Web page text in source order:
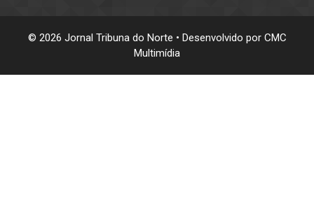
© 2026 Jornal Tribuna do Norte • Desenvolvido por CMC
Multimídia